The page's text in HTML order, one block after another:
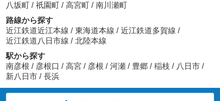
八坂町 / 祇園町 / 高宮町 / 南川瀬町
路線から探す
近江鉄道近江本線 / 東海道本線 / 近江鉄道多賀線 /
近江鉄道八日市線 / 北陸本線
駅から探す
南彦根 / 彦根口 / 高宮 / 彦根 / 河瀬 / 豊郷 / 稲枝 / 八日市 /
新八日市 / 長浜